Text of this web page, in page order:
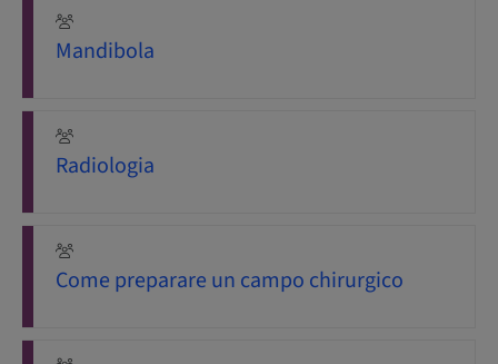
Mandibola
Radiologia
Come preparare un campo chirurgico